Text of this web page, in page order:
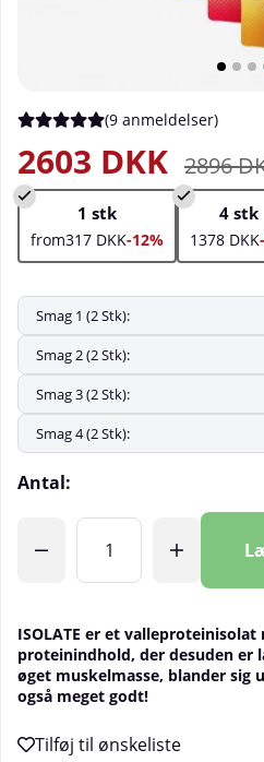
Gennemsnitlig vurdering 5 ud af
(9 anmeldelser)
2896
2603 DKK
1 stk
from317 DKK-12%
4 stk
1378 DKK
Antal:
ISOLATE er et
proteinindhold, der desuden er
øget muskelmasse, blander sig
også meget godt!